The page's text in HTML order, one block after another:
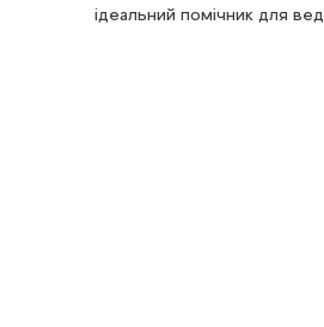
ідеальний помічник для